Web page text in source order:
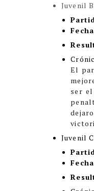
Juvenil B
El
ser
Juvenil C